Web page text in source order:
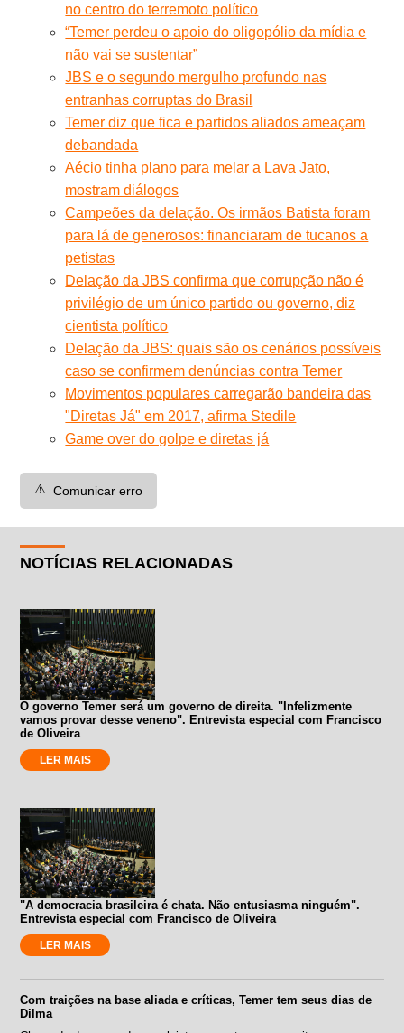
no centro do terremoto político
“Temer perdeu o apoio do oligopólio da mídia e
não vai se sustentar”
JBS e o segundo mergulho profundo nas
entranhas corruptas do Brasil
Temer diz que fica e partidos aliados ameaçam
debandada
Aécio tinha plano para melar a Lava Jato,
mostram diálogos
Campeões da delação. Os irmãos Batista foram
para lá de generosos: financiaram de tucanos a
petistas
Delação da JBS confirma que corrupção não é
privilégio de um único partido ou governo, diz
cientista político
Delação da JBS: quais são os cenários possíveis
caso se confirmem denúncias contra Temer
Movimentos populares carregarão bandeira das
"Diretas Já" em 2017, afirma Stedile
Game over do golpe e diretas já
⚠️ Comunicar erro
NOTÍCIAS RELACIONADAS
O governo Temer será um governo de direita. "Infelizmente
vamos provar desse veneno". Entrevista especial com Francisco
de Oliveira
LER MAIS
"A democracia brasileira é chata. Não entusiasma ninguém".
Entrevista especial com Francisco de Oliveira
LER MAIS
Com traições na base aliada e críticas, Temer tem seus dias de
Dilma